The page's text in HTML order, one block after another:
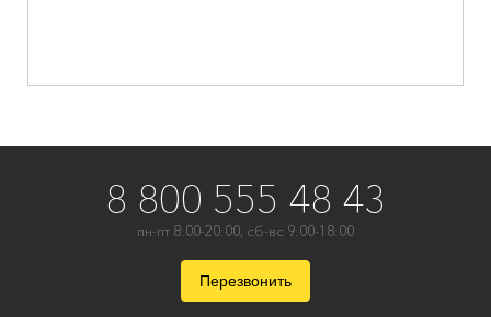
8 800 555 48 43
пн-пт 8:00-20:00, сб-вс 9:00-18:00
Перезвонить